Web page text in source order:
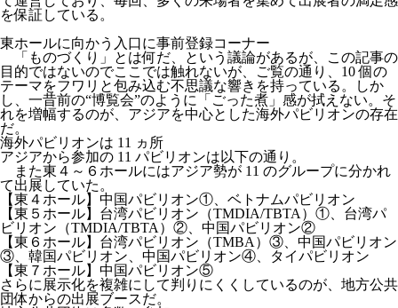
を保証している。
東ホールに向かう入口に事前登録コーナー
「ものづくり」とは何だ、という議論があるが、この記事の
目的ではないのでここでは触れないが、ご覧の通り、10 個の
テーマをフワリと包み込む不思議な響きを持っている。しか
し、一昔前の“博覧会”のように「ごった煮」感が拭えない。そ
れを増幅するのが、アジアを中心とした海外パビリオンの存在
だ。
海外パビリオンは 11 ヵ所
アジアから参加の 11 パビリオンは以下の通り。
また東４～６ホールにはアジア勢が 11 のグループに分かれ
て出展していた。
【東４ホール】中国パビリオン①、ベトナムパビリオン
【東５ホール】台湾パビリオン（TMDIA/TBTA）①、台湾パ
ビリオン（TMDIA/TBTA）②、中国パビリオン②
【東６ホール】台湾パビリオン（TMBA）③、中国パビリオン
③、韓国パビリオン、中国パビリオン④、タイパビリオン
【東７ホール】中国パビリオン⑤
さらに展示化を複雑にして判りにくくしているのが、地方公共
団体からの出展ブースだ。